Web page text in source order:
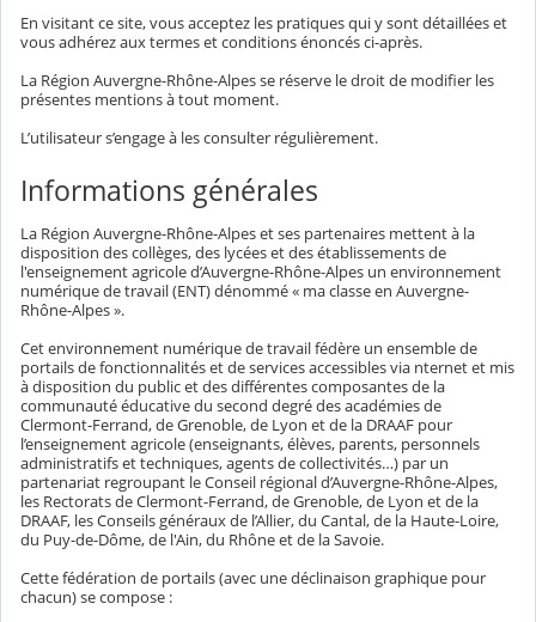
En visitant ce site, vous acceptez les pratiques qui y sont détaillées et
vous adhérez aux termes et conditions énoncés ci-après.
La Région Auvergne-Rhône-Alpes se réserve le droit de modifier les
présentes mentions à tout moment.
L’utilisateur s’engage à les consulter régulièrement.
Informations générales
La Région Auvergne-Rhône-Alpes et ses partenaires mettent à la
disposition des collèges, des lycées et des établissements de
l'enseignement agricole d’Auvergne-Rhône-Alpes un environnement
numérique de travail (ENT) dénommé « ma classe en Auvergne-
Rhône-Alpes ».
Cet environnement numérique de travail fédère un ensemble de
portails de fonctionnalités et de services accessibles via nternet et mis
à disposition du public et des différentes composantes de la
communauté éducative du second degré des académies de
Clermont-Ferrand, de Grenoble, de Lyon et de la DRAAF pour
l’enseignement agricole (enseignants, élèves, parents, personnels
administratifs et techniques, agents de collectivités…) par un
partenariat regroupant le Conseil régional d’Auvergne-Rhône-Alpes,
les Rectorats de Clermont-Ferrand, de Grenoble, de Lyon et de la
DRAAF, les Conseils généraux de l’Allier, du Cantal, de la Haute-Loire,
du Puy-de-Dôme, de l'Ain, du Rhône et de la Savoie.
Cette fédération de portails (avec une déclinaison graphique pour
chacun) se compose :